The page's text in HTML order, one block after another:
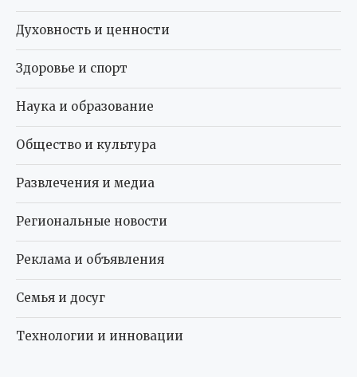
Духовность и ценности
Здоровье и спорт
Наука и образование
Общество и культура
Развлечения и медиа
Региональные новости
Реклама и объявления
Семья и досуг
Технологии и инновации